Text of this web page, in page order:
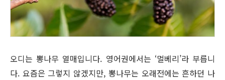
오디는 뽕나무 열매입니다. 영어권에서는 ‘멀베리’라 부릅니
다. 요즘은 그렇지 않겠지만, 뽕나무는 오래전에는 흔하던 나